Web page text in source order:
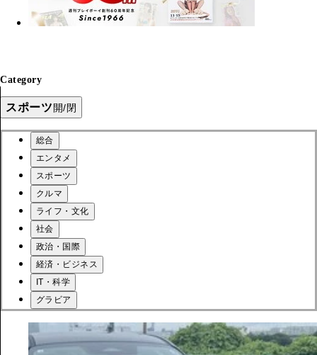
Category
スポーツ開/閉
総合
エンタメ
スポーツ
クルマ
ライフ・文化
社会
政治・国際
経済・ビジネス
IT・科学
グラビア